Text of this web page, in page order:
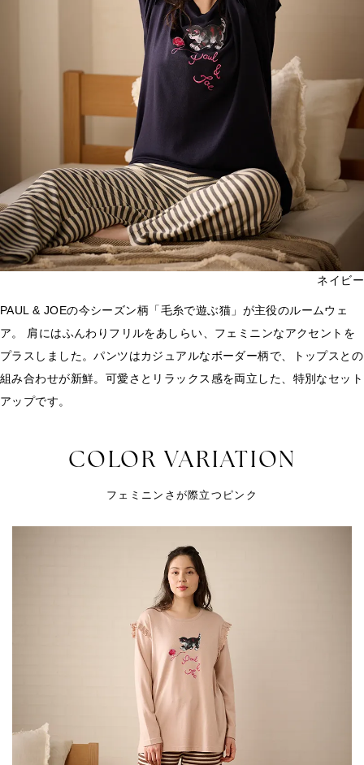
ネイビー
PAUL & JOEの今シーズン柄「毛糸で遊ぶ猫」が主役のルームウェ
ア。 肩にはふんわりフリルをあしらい、フェミニンなアクセントを
プラスしました。パンツはカジュアルなボーダー柄で、トップスとの
組み合わせが新鮮。可愛さとリラックス感を両立した、特別なセット
アップです。
COLOR VARIATION
フェミニンさが際立つピンク